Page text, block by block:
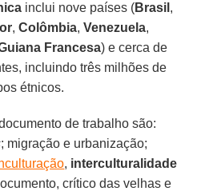
inclui nove países (Brasil ,
,Colômbia,Venezuela,
Francesa) e cerca de
incluindo três milhões de
étnicos.
de trabalho são:
; migração e urbanização;
, interculturalidade
crítico das velhas e